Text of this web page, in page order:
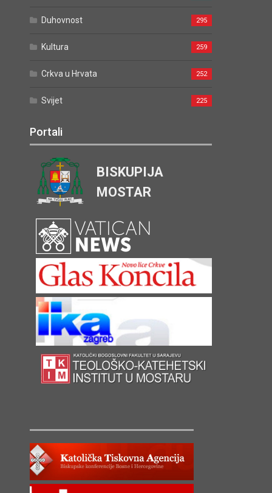
Duhovnost 295
Kultura 259
Crkva u Hrvata 252
Svijet 225
Portali
BISKUPIJA
MOSTAR